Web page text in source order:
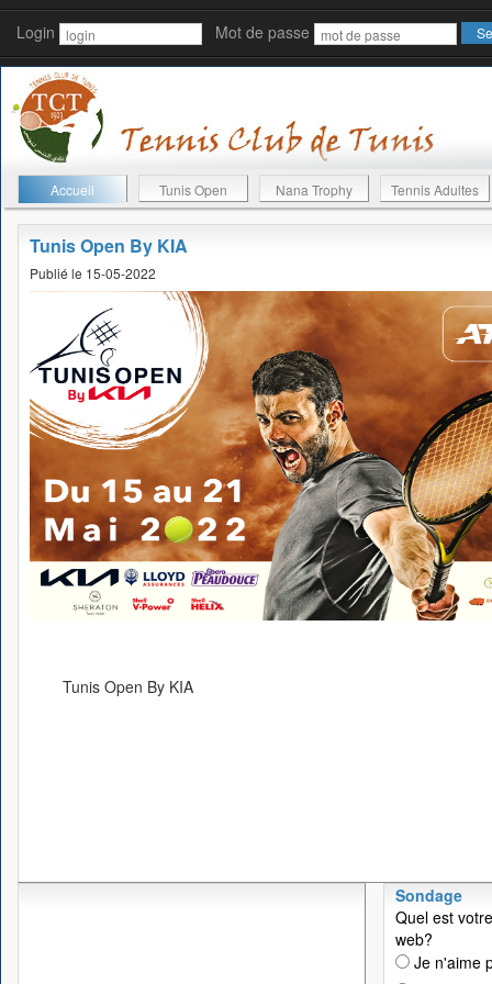
Login Mot de passe
Accueil Tunis Open Nana Trophy Tennis Adultes
Tunis Open By KIA
Publié le 15-05-2022
Tunis Open By KIA
Sondage
Quel est
web?
Je n'aime